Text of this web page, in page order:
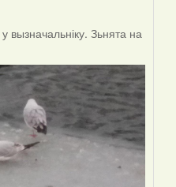
вызначальніку. Зьнята на